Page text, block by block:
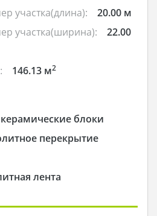
участка(длина):
20.00 м
участка(ширина):
22.00
146.13 м2
керамические блоки
перекрытие
лента